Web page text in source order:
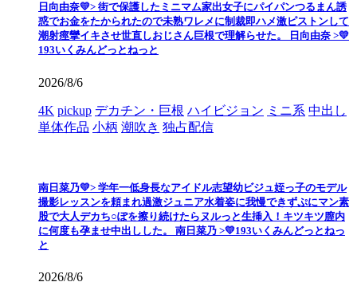
日向由奈💛> 街で保護したミニマム家出女子にパイパンつるまん誘
惑でお金をたかられたので未熟ワレメに制裁即ハメ激ピストンして
潮射痙攣イキさせ世直しおじさん巨根で理解らせた。 日向由奈 >💛
193いくみんどっとねっと
2026/8/6
4K pickup デカチン・巨根 ハイビジョン ミニ系 中出し
単体作品 小柄 潮吹き 独占配信
南日菜乃💛> 学年一低身長なアイドル志望幼ビジュ姪っ子のモデル
撮影レッスンを頼まれ過激ジュニア水着姿に我慢できずぷにマン素
股で大人デカち○ぽを擦り続けたらヌルっと生挿入！キツキツ膣内
に何度も孕ませ中出しした。 南日菜乃 >💛193いくみんどっとねっ
と
2026/8/6